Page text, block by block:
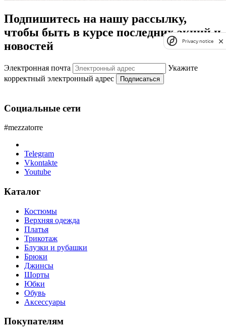
Подпишитесь на нашу рассылку,
чтобы быть в курсе последних акций и
новостей
Электронная почта
Укажите
корректный электронный адрес
Подписаться
Социальные сети
#mezzatorre
Telegram
Vkontakte
Youtube
Каталог
Костюмы
Верхняя одежда
Платья
Трикотаж
Блузки и рубашки
Брюки
Джинсы
Шорты
Юбки
Обувь
Аксессуары
Покупателям
Privacy notice